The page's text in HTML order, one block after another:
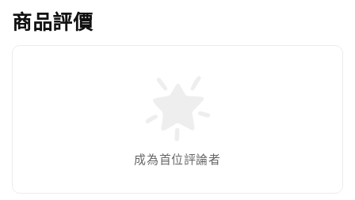
商品評價
成為首位評論者